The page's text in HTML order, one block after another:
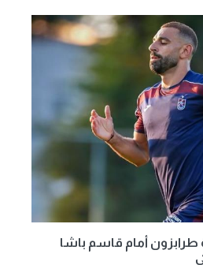
طرابزون أمام قاسم باشا